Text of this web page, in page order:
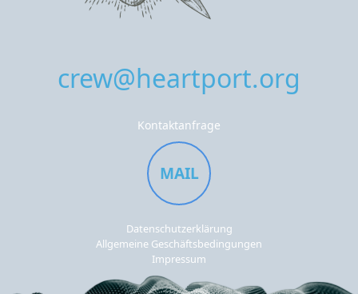
crew@heartport.org
Kontaktanfrage
MAIL
Datenschutzerklärung
Allgemeine Geschäftsbedingungen
Impressum